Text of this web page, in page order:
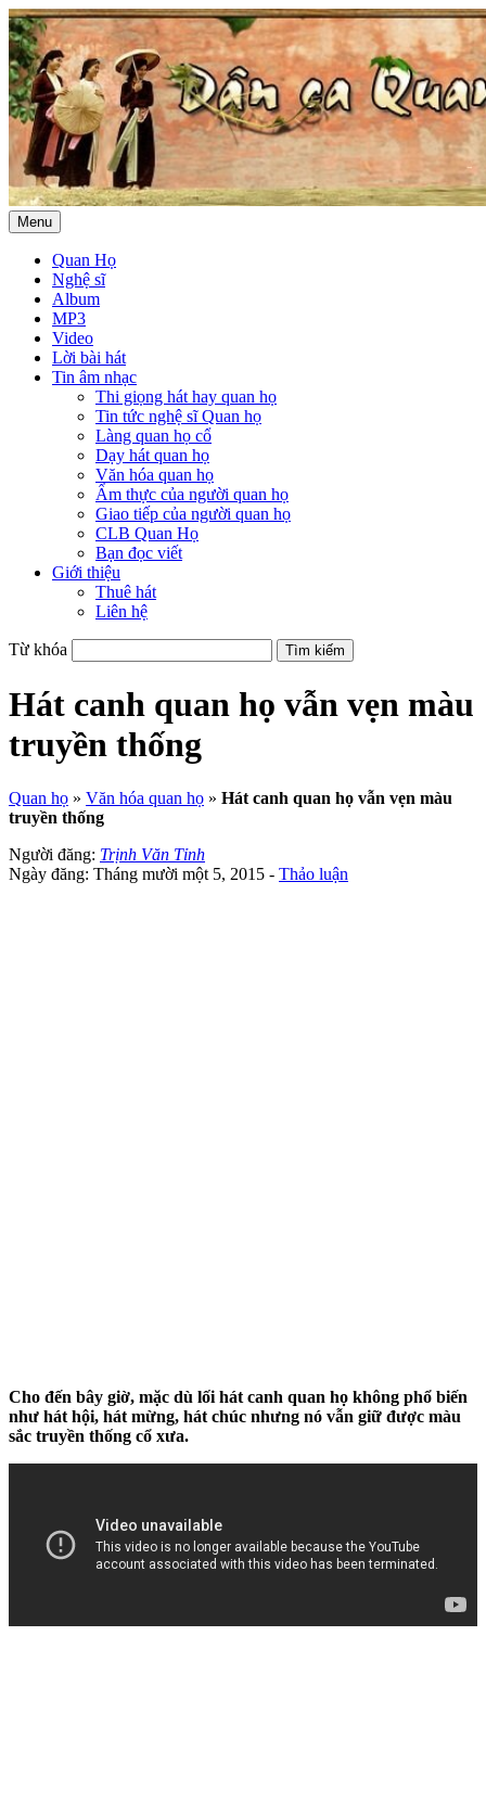
Menu
Quan Họ
Nghệ sĩ
Album
MP3
Video
Lời bài hát
Tin âm nhạc
Thi giọng hát hay quan họ
Tin tức nghệ sĩ Quan họ
Làng quan họ cổ
Dạy hát quan họ
Văn hóa quan họ
Ẩm thực của người quan họ
Giao tiếp của người quan họ
CLB Quan Họ
Bạn đọc viết
Giới thiệu
Thuê hát
Liên hệ
Từ khóa
Hát canh quan họ vẫn vẹn màu
truyền thống
Quan họ » Văn hóa quan họ » Hát canh quan họ vẫn vẹn màu
truyền thống
Người đăng: Trịnh Văn Tỉnh
Ngày đăng: Tháng mười một 5, 2015 - Thảo luận
Cho đến bây giờ, mặc dù lối hát canh quan họ không phổ biến
như hát hội, hát mừng, hát chúc nhưng nó vẫn giữ được màu
sắc truyền thống cổ xưa.